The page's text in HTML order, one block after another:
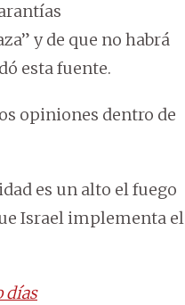
y de que no habrá
esta fuente.
opiniones dentro de
es un alto el fuego
Israel implementa el
días